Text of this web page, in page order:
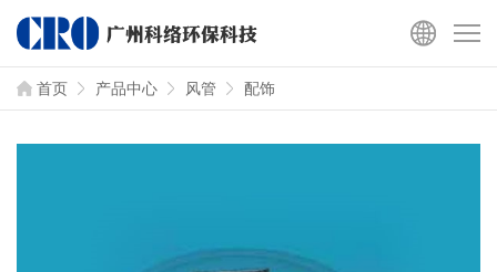
首页 产品中心 风管 配饰